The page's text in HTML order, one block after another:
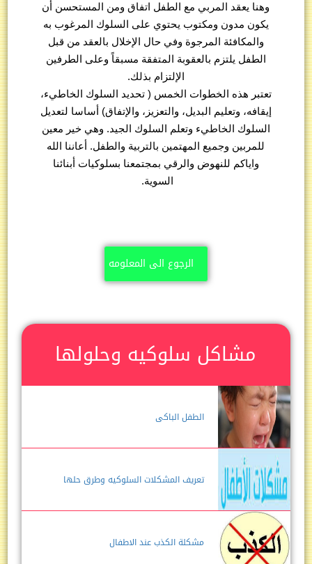
وهنا يعقد المربي مع الطفل اتفاق ومن المستحسن أن
يكون مدون ومكتوب يحتوي على السلوك المرغوب به
والمكافئة المرجوة وفي حال الإخلال بالعقد من قبل
الطفل يلتزم بالعقوبة المتفقة مسبقاً وعلى الطرفين
الإلتزام بذلك.
تعتبر هذه الخطوات الخمس ( تحديد السلوك الخاطيء،
إيقافه، وتعليم البديل، والتعزيز، والإتفاق) أساسا لتعديل
السلوك الخاطيء وتعلم السلوك الجيد. وهي خير معين
للمربين وجميع المهتمين بالتربية والطفل. أعاننا الله
واياكم للنهوض والرقي بمجتمعنا بسلوكيات أبنائنا
السوية.
الرجوع الى المعلومه
مشاكل سلوكيه وحلولها
الطفل الباكى
تعريف المشكلات السلوكيه وطرق حلها
مشكلة الكذب عند الاطفال